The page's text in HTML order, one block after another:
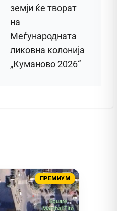
земји ќе творат
на
Меѓународната
ликовна колонија
„Куманово 2026“
ПРЕМИУМ